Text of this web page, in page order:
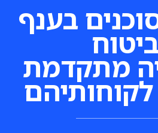
בענף
מתקדמת